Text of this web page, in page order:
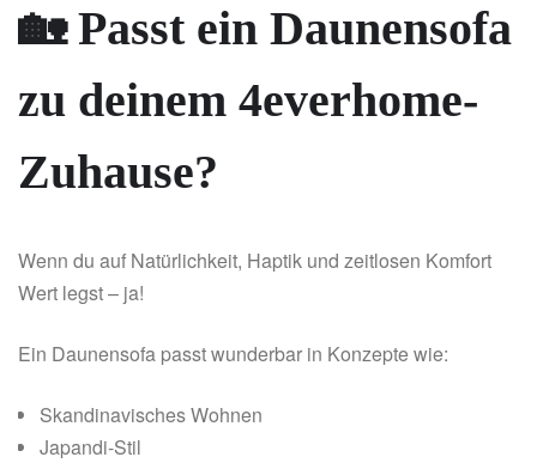
🏡 Passt ein Daunensofa
zu deinem 4everhome-
Zuhause?
Wenn du auf Natürlichkeit, Haptik und zeitlosen Komfort
Wert legst – ja!
Ein Daunensofa passt wunderbar in Konzepte wie:
Skandinavisches Wohnen
Japandi-Stil